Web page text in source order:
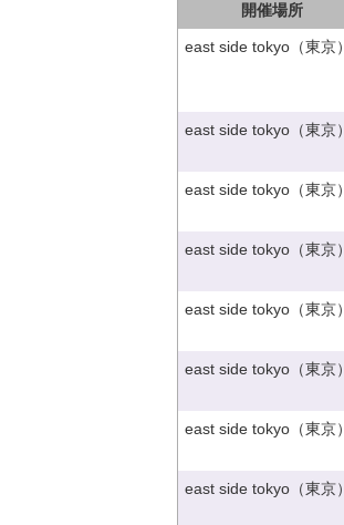
開催場所
east side tokyo（東京）
east side tokyo（東京）
east side tokyo（東京）
east side tokyo（東京）
east side tokyo（東京）
east side tokyo（東京）
east side tokyo（東京）
east side tokyo（東京）